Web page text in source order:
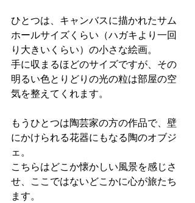
ひとつは、キャンバスに描かれたサム
ホールサイズくらい（ハガキより一回
り大きいくらい）の小さな絵画。
手に収まるほどのサイズですが、その
明るい色とりどりの光の粒は部屋の空
気を整えてくれます。
もうひとつは陶芸家の方の作品で、壁
にかけられる花器にもなる陶のオブジ
ェ。
こちらはどこか懐かしい風景を感じさ
せ、ここではないどこかに心が旅たち
ます。